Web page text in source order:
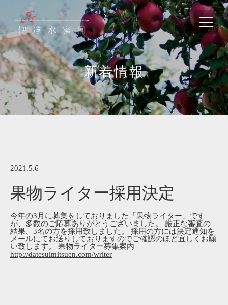
新着情報
2021.5.6
果物ライター採用決定
今年の3月に募集をしておりました「果物ライター」です
が、多数のご応募ありがとうございました。 厳正な審査の
結果、3名の方を採用致しました。 採用の方には決定通知を
メールにてお送りしておりますのでご確認のほど宜しくお願
い致します。 果物ライター募集案内
http://datesuimitsuen.com/writer